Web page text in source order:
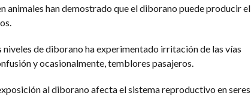
animales han demostrado que el diborano puede producir el
de diborano ha experimentado irritación de las vías
y ocasionalmente, temblores pasajeros.
al diborano afecta el sistema reproductivo en seres